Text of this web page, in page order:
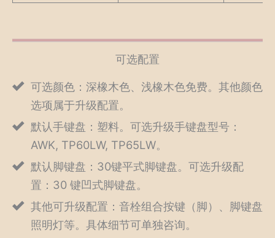
可选配置
可选颜色：深橡木色、浅橡木色免费。其他颜色
选项属于升级配置。
默认手键盘：塑料。可选升级手键盘型号：
AWK, TP60LW, TP65LW。
默认脚键盘：30键平式脚键盘。可选升级配
置：30 键凹式脚键盘。
其他可升级配置：音栓组合按键（脚）、脚键盘
照明灯等。具体细节可单独咨询。